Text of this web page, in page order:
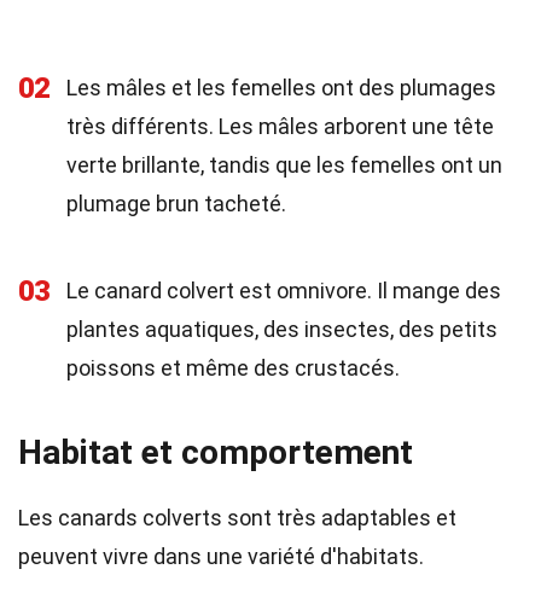
02
Les mâles et les femelles ont des plumages
très différents. Les mâles arborent une tête
verte brillante, tandis que les femelles ont un
plumage brun tacheté.
03
Le canard colvert est omnivore. Il mange des
plantes aquatiques, des insectes, des petits
poissons et même des crustacés.
Habitat et comportement
Les canards colverts sont très adaptables et
peuvent vivre dans une variété d'habitats.